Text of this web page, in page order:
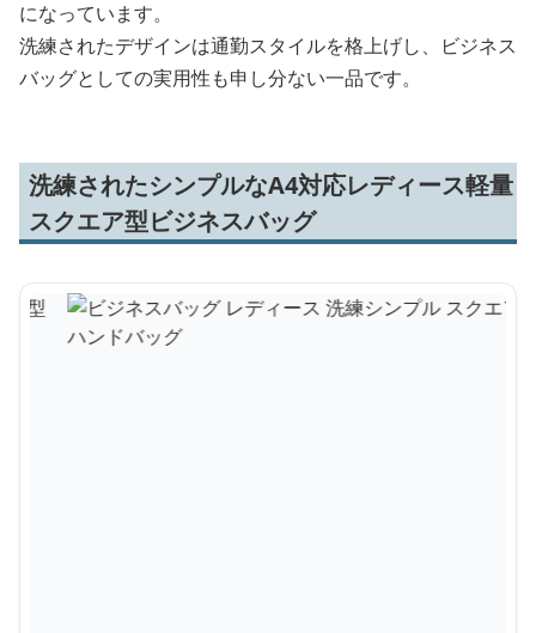
になっています。
洗練されたデザインは通勤スタイルを格上げし、ビジネス
バッグとしての実用性も申し分ない一品です。
洗練されたシンプルなA4対応レディース軽量
スクエア型ビジネスバッグ